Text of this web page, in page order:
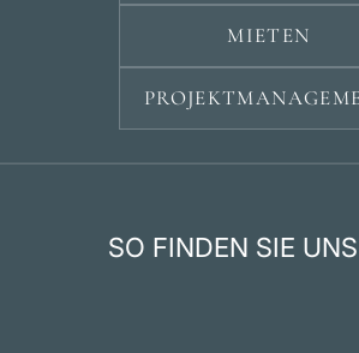
MIETEN
SO FINDEN SIE UNS